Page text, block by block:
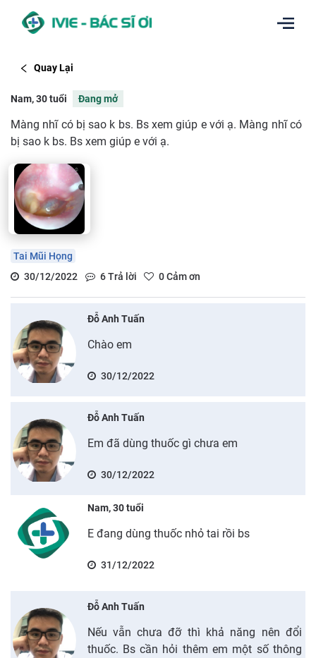
Quay Lại
Nam, 30 tuổi Đang mở
Màng nhĩ có bị sao k bs. Bs xem giúp e với ạ. Màng nhĩ có
bị sao k bs. Bs xem giúp e với ạ.
Tai Mũi Họng
30/12/2022
6Trả lời 0Cảm ơn
Đỗ Anh Tuấn
Chào em
30/12/2022
Đỗ Anh Tuấn
Em đã dùng thuốc gì chưa em
30/12/2022
Nam, 30 tuổi
E đang dùng thuốc nhỏ tai rồi bs
31/12/2022
Đỗ Anh Tuấn
Nếu vẫn chưa đỡ thì khả năng nên đổi
thuốc. Bs cần hỏi thêm em một số thông